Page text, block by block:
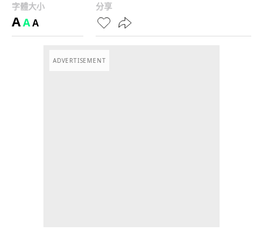
字體大小
AAA
分享
ADVERTISEMENT